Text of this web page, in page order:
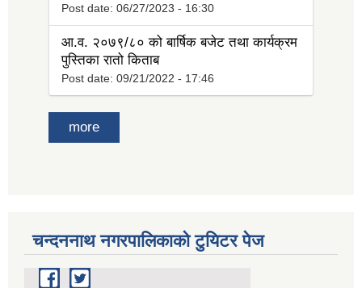
Post date: 06/27/2023 - 16:30
आ.व. २०७९/८० को बार्षिक बजेट तथा कार्यक्रम
पुस्तिका रातो किताब
Post date: 09/21/2022 - 17:46
more
चन्दननाथ नगरपालिकाको टुयिटर पेज